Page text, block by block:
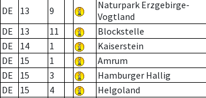
DE 13 9
Naturpark Erzgebirge-
Vogtland
DE
13 11 Blockstelle
DE
14 1 Kaiserstein
DE
15 1 Amrum
DE
15 3 Hamburger Hallig
DE
15 4 Helgoland